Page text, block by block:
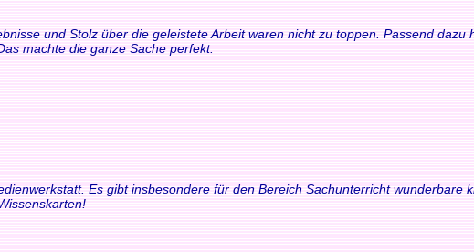
und Stolz über die geleistete Arbeit waren nicht zu toppen. Passend dazu
machte die ganze Sache perfekt.
Es gibt insbesondere für den Bereich Sachunterricht wunderbare